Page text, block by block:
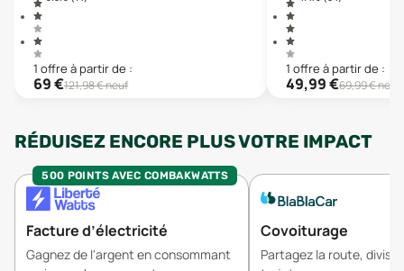
1 offre à partir de :
69€121,98€ neuf
1 offre à partir de :
49,99€69,99€ neuf
RÉDUISEZ ENCORE PLUS VOTRE IMPACT
500 POINTS AVEC COMBAKWATTS
Facture d’électricité
Gagnez de l'argent en consommant
Covoiturage
Partagez la route,